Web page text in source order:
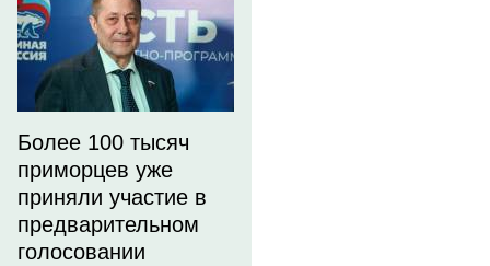
Более 100 тысяч
приморцев уже
приняли участие в
предварительном
голосовании